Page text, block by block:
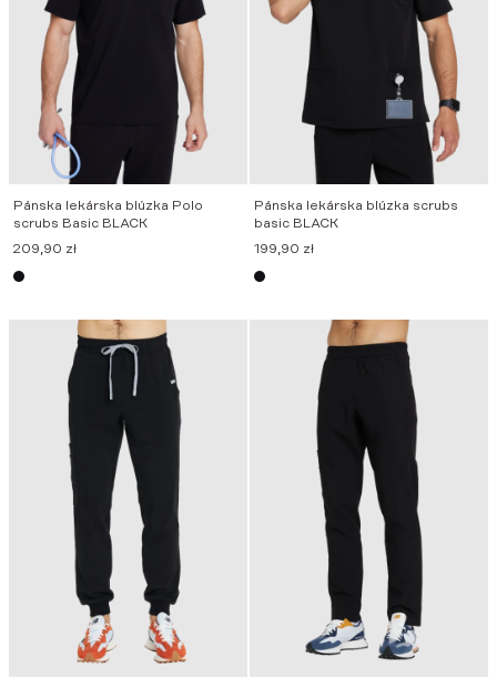
Pánska lekárska blúzka Polo
scrubs Basic BLACK
209,90 zł
Pánska lekárska blúzka scrubs
basic BLACK
199,90 zł